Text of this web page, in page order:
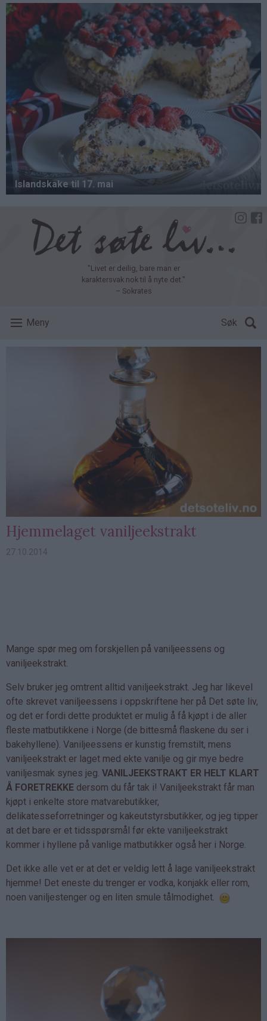
Hopp
hovedinnhold
"Livet er deilig, bare man er
karaktersvak nok til å nyte det."
– Sokrates
Meny Søk
Hjemmelaget vaniljeekstrakt
27.10.2014
Mange spør meg om forskjellen på vaniljeessens og
vaniljeekstrakt.
Selv bruker jeg omtrent alltid vaniljeekstrakt. Jeg har likevel
ofte skrevet vaniljeessens i oppskriftene her på Det søte liv,
og det er fordi dette produktet er mulig å få kjøpt i de aller
fleste matbutikkene i Norge (de bittesmå flaskene du ser i
bakehyllene). Vaniljeessens er kunstig fremstilt, mens
vaniljeekstrakt er laget med ekte vanilje og gir mye bedre
vaniljesmak synes jeg. VANILJEEKSTRAKT ER HELT KLART
Å FORETREKKE dersom du får tak i! Vaniljeekstrakt får man
kjøpt i enkelte store matvarebutikker,
delikatesseforretninger og kakeutstyrsbutikker, og jeg tipper
at det bare er et tidsspørsmål før ekte vaniljeekstrakt
kommer i hyllene på vanlige matbutikker også her i Norge.
Det ikke alle vet er at det er veldig lett å lage vaniljeekstrakt
hjemme! Det eneste du trenger er vodka, konjakk eller rom,
noen vaniljestenger og en liten smule tålmodighet.